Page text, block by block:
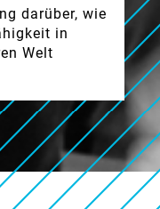
darüber, wie
in
Welt